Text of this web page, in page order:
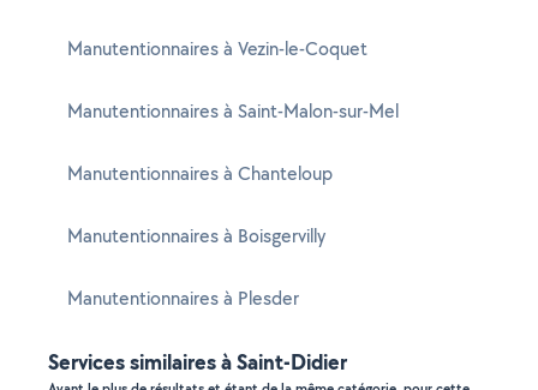
Manutentionnaires à Vezin-le-Coquet
Manutentionnaires à Saint-Malon-sur-Mel
Manutentionnaires à Chanteloup
Manutentionnaires à Boisgervilly
Manutentionnaires à Plesder
Services similaires à Saint-Didier